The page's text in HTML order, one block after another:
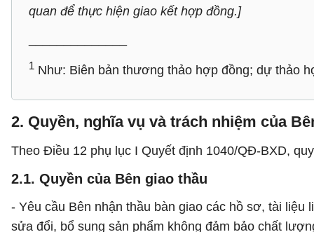
quan để thực hiện giao kết hợp đồng.]
1 Như: Biên bản thương thảo hợp đồng; dự thảo
2. Quyền, nghĩa vụ và trách nhiệm của
Theo Điều 12 phụ lục I Quyết định 1040/QĐ-BXD,
2.1. Quyền của Bên giao thầu
- Yêu cầu Bên nhận thầu bàn giao các hồ sơ, tài
sửa đổi, bổ sung sản phẩm không đảm bảo chất